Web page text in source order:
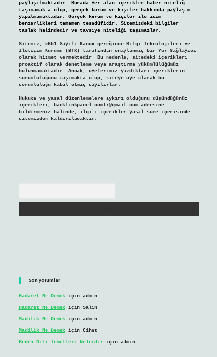
paylaşılmaktadır. Burada yer alan içerikler haber niteliği
taşımamakta olup, gerçek kurum ve kişiler hakkında paylaşım
yapılmamaktadır. Gerçek kurum ve kişiler ile isim
benzerlikleri tamamen tesadüfidir. Sitemizdeki bilgiler
taslak halindedir ve tavsiye niteliği taşımazlar.
Sitemiz, 5651 Sayılı Kanun gereğince Bilgi Teknolojileri ve
İletişim Kurumu (BTK) tarafından onaylanmış bir Yer Sağlayıcı
olarak hizmet vermektedir. Bu nedenle, sitedeki içerikleri
proaktif olarak denetleme veya araştırma yükümlülüğümüz
bulunmamaktadır. Ancak, üyelerimiz yazdıkları içeriklerin
sorumluluğunu taşımakta olup, siteye üye olarak bu
sorumluluğu kabul etmiş sayılırlar.
Hukuka ve yasal düzenlemelere aykırı olduğunu düşündüğünüz
içerikleri, backlinkpanelicomtr@gmail.comadresine
bildirmeniz halinde, ilgili içerikler yasal süre içerisinde
sitemizden kaldırılacaktır.
Son yorumlar
Hadaret Ne Demekiçin admin
Hadaret Ne Demekiçin Salih
Madilik Ne Demekiçin admin
Madilik Ne Demekiçin Cihat
Beden Dili Temelleri Nelerdiriçin admin